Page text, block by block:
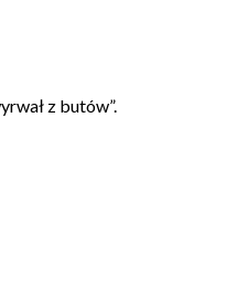
z butów”.